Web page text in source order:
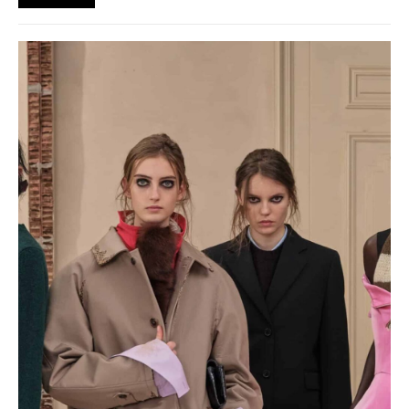
prostredím a každodenným životom mladej generácie.